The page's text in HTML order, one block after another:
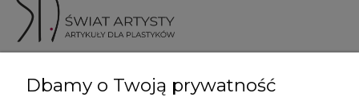
Dbamy o Twoją prywatność